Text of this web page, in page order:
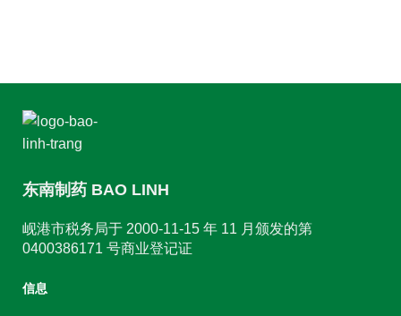
东南制药 BAO LINH
岘港市税务局于 2000-11-15 年 11 月颁发的第
0400386171 号商业登记证
信息